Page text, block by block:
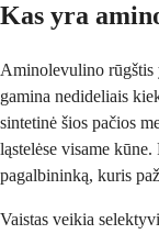
Kas yra
Aminolevulino rūgštis
gamina nedideliais
sintetinė šios pačios
ląstelėse visame
pagalbininką, kuris
Vaistas veikia